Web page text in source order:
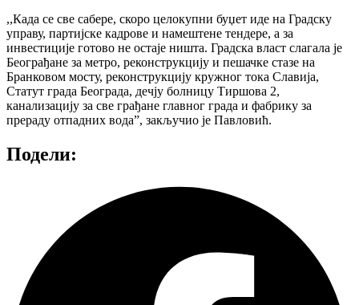
,,Када се све сабере, скоро целокупни буџет иде на Градску
управу, партијске кадрове и намештене тендере, а за
инвестиције готово не остаје ништа. Градска власт слагала је
Београђане за метро, реконструкцију и пешачке стазе на
Бранковом мосту, реконструкцију кружног тока Славија,
Статут града Београда, дечју болницу Тиршова 2,
канализацију за све грађане главног града и фабрику за
прераду отпадних вода”, закључио је Павловић.
Подели: